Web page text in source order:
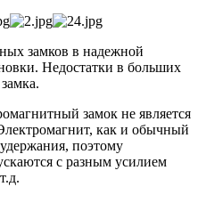
замков в надежной
Недостатки в больших
замок не является
как и обычный
поэтому
с разным усилием